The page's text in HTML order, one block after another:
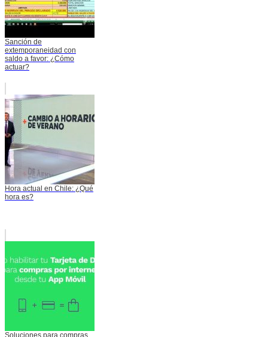
Sanción de
extemporaneidad con
saldo a favor: ¿Cómo
actuar?
Hora actual en Chile: ¿Qué
hora es?